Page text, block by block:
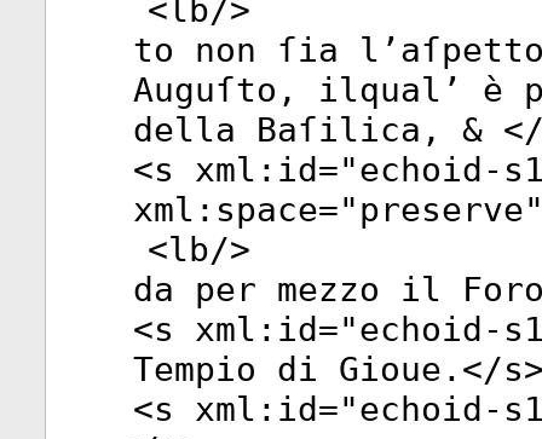
<lb/>
to non ſia
Auguſto, ilqual’ è
della Baſilica, &
<s xml:id="echoid-
xml:space="preserve
<lb/>
da per mezzo il
<s xml:id="echoid-
Tempio di Gioue.</s
<s xml:id="echoid-